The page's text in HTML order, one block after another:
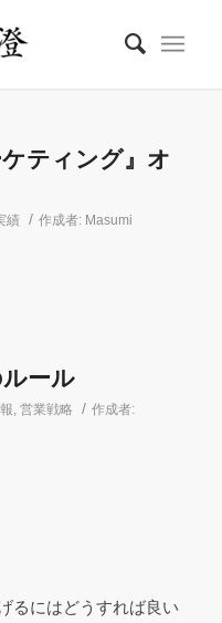
ティング』オ
績 / 作成者: Masumi
ール
, 営業戦略 / 作成者:
るにはどうすれば良い